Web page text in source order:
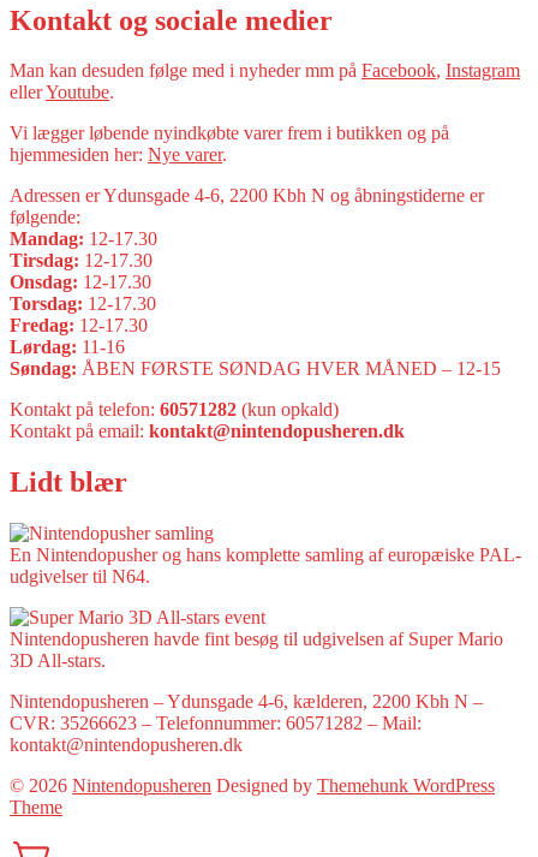
Kontakt og sociale medier
Man kan desuden følge med i nyheder mm på Facebook, Instagram
ellerYoutube.
Vi lægger løbende nyindkøbte varer frem i butikken og på
hjemmesiden her: Nye varer.
Adressen er Ydunsgade 4-6, 2200 Kbh N og åbningstiderne er
følgende:
Mandag: 12-17.30
Tirsdag: 12-17.30
Onsdag: 12-17.30
Torsdag: 12-17.30
Fredag: 12-17.30
Lørdag: 11-16
Søndag: ÅBEN FØRSTE SØNDAG HVER MÅNED – 12-15
Kontakt på telefon: 60571282 (kun opkald)
Kontakt på email: kontakt@nintendopusheren.dk
Lidt blær
En Nintendopusher og hans komplette samling af europæiske PAL-
udgivelser til N64.
Nintendopusheren havde fint besøg til udgivelsen af Super Mario
3D All-stars.
Nintendopusheren – Ydunsgade 4-6, kælderen, 2200 Kbh N –
CVR: 35266623 – Telefonnummer: 60571282 – Mail:
kontakt@nintendopusheren.dk
© 2026 Nintendopusheren Designed by Themehunk WordPress
Theme